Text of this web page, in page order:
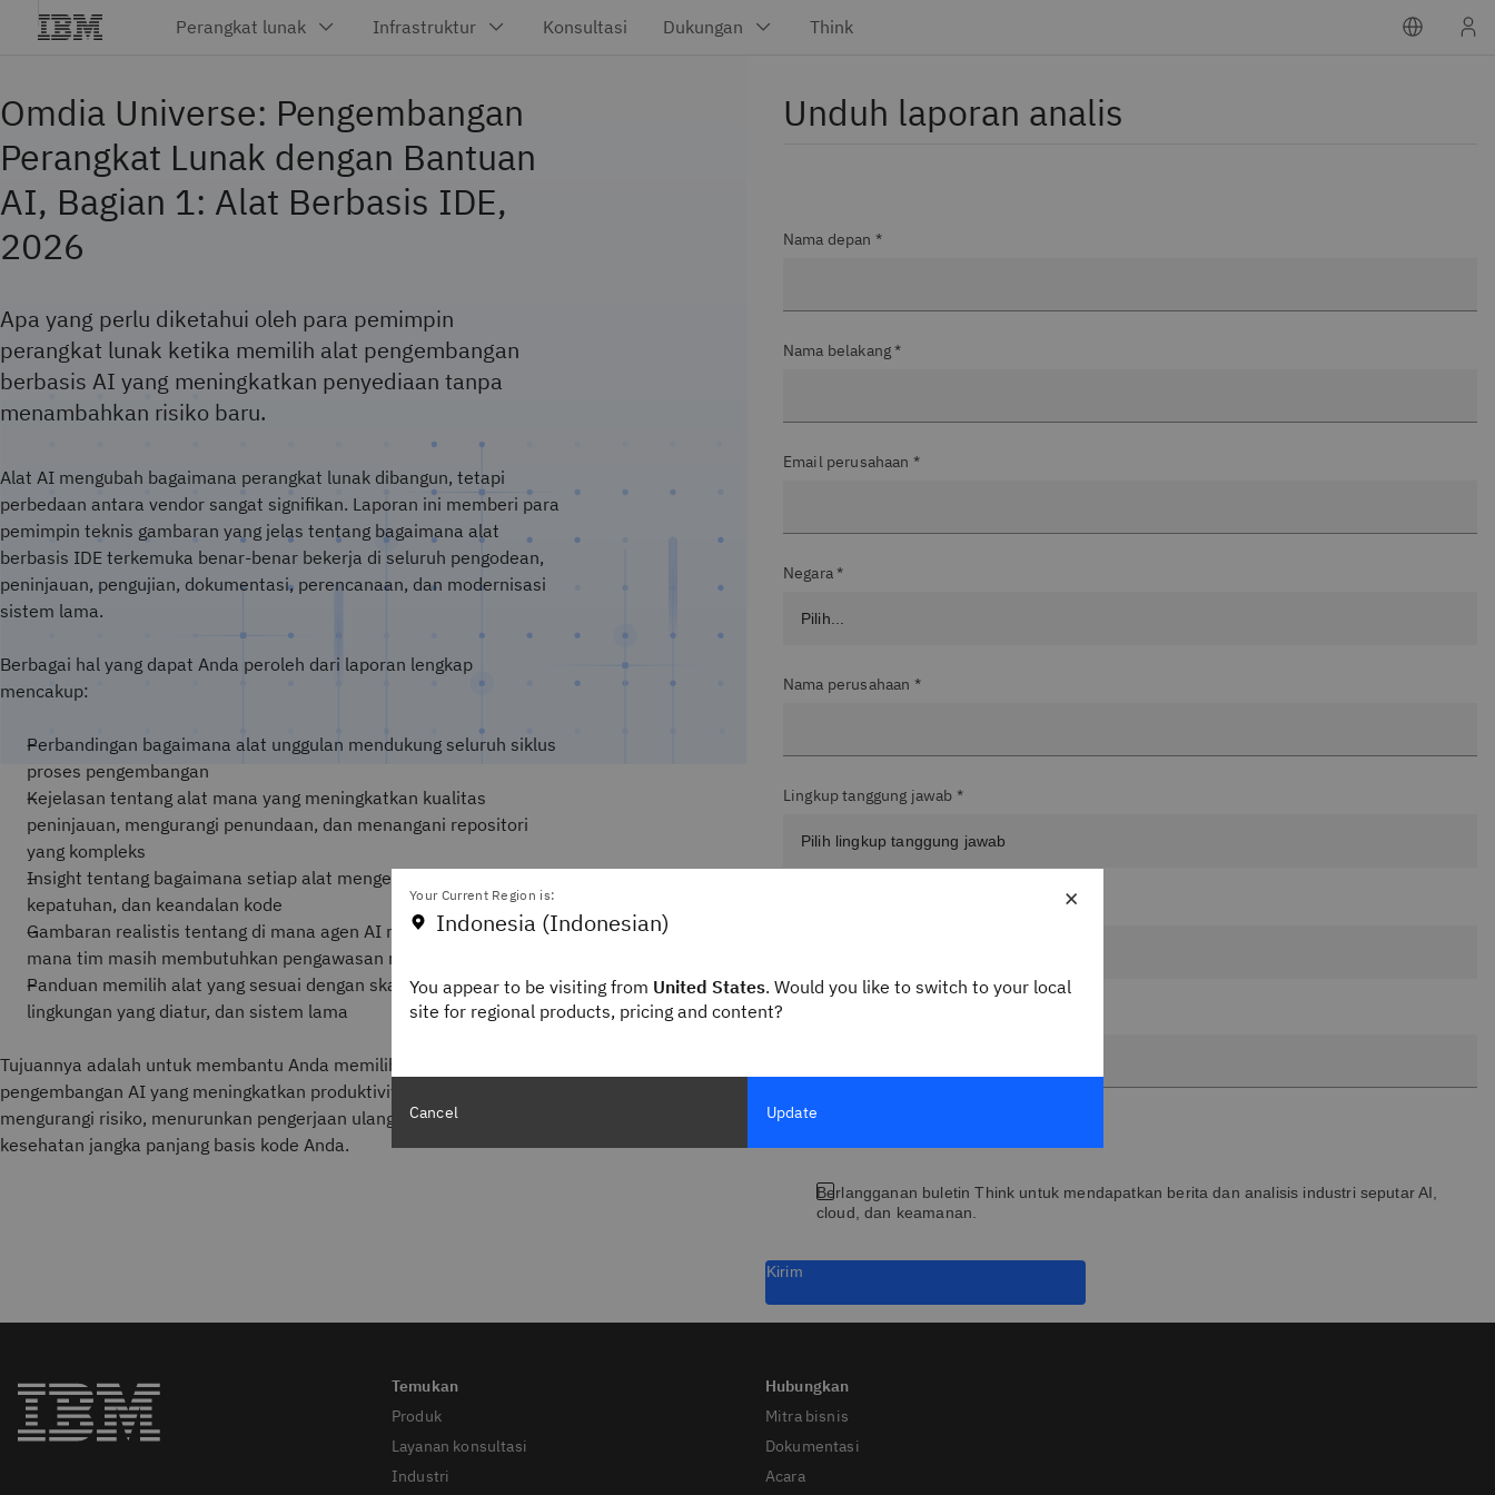
Omdia Universe: Pengembangan
Perangkat Lunak dengan Bantuan
AI, Bagian 1: Alat Berbasis IDE,
2026
Apa yang perlu diketahui oleh para pemimpin
perangkat lunak ketika memilih alat pengembangan
berbasis AI yang meningkatkan penyediaan tanpa
menambahkan risiko baru.
Alat AI mengubah bagaimana perangkat lunak dibangun, tetapi
perbedaan antara vendor sangat signifikan. Laporan ini memberi para
pemimpin teknis gambaran yang jelas tentang bagaimana alat
berbasis IDE terkemuka benar-benar bekerja di seluruh pengodean,
peninjauan, pengujian, dokumentasi, perencanaan, dan modernisasi
sistem lama.
Berbagai hal yang dapat Anda peroleh dari laporan lengkap
mencakup:
Perbandingan bagaimana alat unggulan mendukung seluruh siklus
proses pengembangan
Kejelasan tentang alat mana yang meningkatkan kualitas
peninjauan, mengurangi penundaan, dan menangani repositori
yang kompleks
Insight tentang bagaimana setiap alat mengelola keamanan,
kepatuhan, dan keandalan kode
Gambaran realistis tentang di mana agen AI membantu dan di
mana tim masih membutuhkan pengawasan manusia
Panduan memilih alat yang sesuai dengan skala perusahaan,
lingkungan yang diatur, dan sistem lama
Tujuannya adalah untuk membantu Anda memilih alat
pengembangan AI yang meningkatkan produktivitas sekaligus
mengurangi risiko, menurunkan pengerjaan ulang, dan mendukung
kesehatan jangka panjang basis kode Anda.
Unduh laporan analis
Nama depan *
Nama belakang *
Email perusahaan *
Negara *
Nama perusahaan *
Lingkup tanggung jawab *
Berlangganan buletin Think untuk mendapatkan berita dan analisis industri seputar AI,
cloud, dan keamanan.
Kirim
Produk
Layanan konsultasi
Industri
Mitra bisnis
Dokumentasi
Acara
×
Your Current Region is:
Indonesia (Indonesian)
You appear to be visiting from United States. Would you like to switch to your local
site for regional products, pricing and content?
Cancel Update